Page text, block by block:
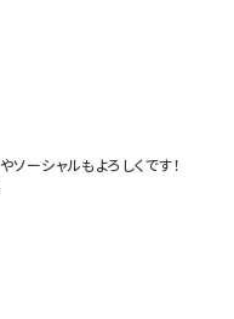
ーシャルもよろしくです！